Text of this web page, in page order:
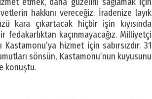
hakkını vereceğiz. İradenize layık
kara çıkartacak hiçbir işin kıyısında
kaçınmayacağız. Milliyetçi
hizmet için sabırsızdır. 31
sönsün, Kastamonu’nun kuyusunu
konuştu.